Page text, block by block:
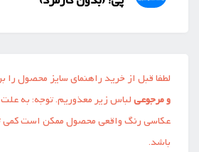
لطفا قبل از خرید راهنمای سایز محصول را
و مرجوعیلباس زیر معذوریم. توجه: به
عکاسی رنگ واقعی محصول ممکن است کمی
باشد.